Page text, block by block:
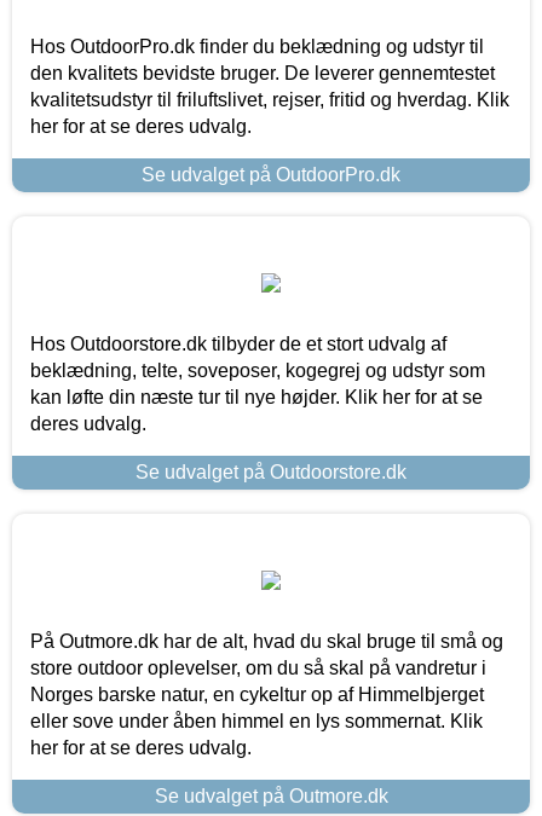
Hos OutdoorPro.dk finder du beklædning og udstyr til
den kvalitets bevidste bruger. De leverer gennemtestet
kvalitetsudstyr til friluftslivet, rejser, fritid og hverdag. Klik
her for at se deres udvalg.
Se udvalget på OutdoorPro.dk
Hos Outdoorstore.dk tilbyder de et stort udvalg af
beklædning, telte, soveposer, kogegrej og udstyr som
kan løfte din næste tur til nye højder. Klik her for at se
deres udvalg.
Se udvalget på Outdoorstore.dk
På Outmore.dk har de alt, hvad du skal bruge til små og
store outdoor oplevelser, om du så skal på vandretur i
Norges barske natur, en cykeltur op af Himmelbjerget
eller sove under åben himmel en lys sommernat. Klik
her for at se deres udvalg.
Se udvalget på Outmore.dk